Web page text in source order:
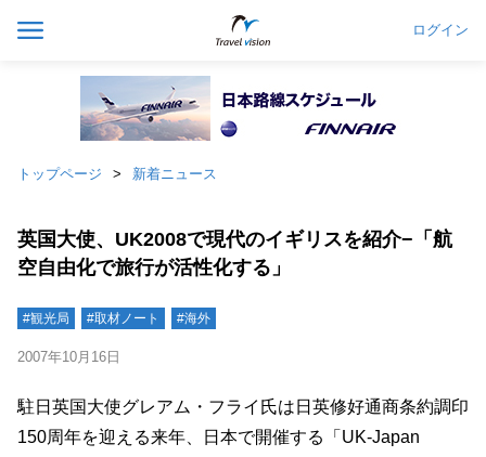
ログイン
トップページ 新着ニュース
英国大使、UK2008で現代のイギリスを紹介−「航
空自由化で旅行が活性化する」
#観光局 #取材ノート #海外
2007年10月16日
駐日英国大使グレアム・フライ氏は日英修好通商条約調印
150周年を迎える来年、日本で開催する「UK-Japan